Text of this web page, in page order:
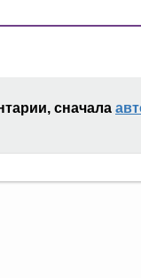
сначала